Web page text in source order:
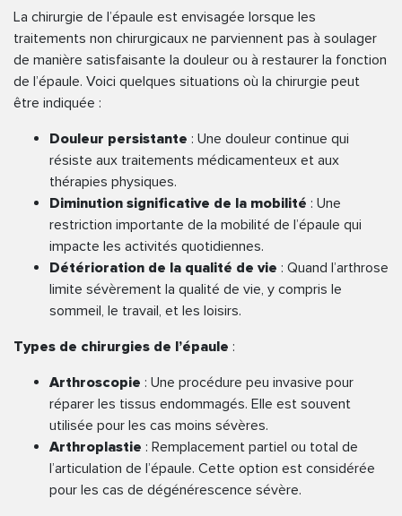
La chirurgie de l’épaule est envisagée lorsque les
traitements non chirurgicaux ne parviennent pas à soulager
de manière satisfaisante la douleur ou à restaurer la fonction
de l’épaule. Voici quelques situations où la chirurgie peut
être indiquée :
Douleur persistante : Une douleur continue qui
résiste aux traitements médicamenteux et aux
thérapies physiques.
Diminution significative de la mobilité : Une
restriction importante de la mobilité de l’épaule qui
impacte les activités quotidiennes.
Détérioration de la qualité de vie : Quand l’arthrose
limite sévèrement la qualité de vie, y compris le
sommeil, le travail, et les loisirs.
Types de chirurgies de l’épaule :
Arthroscopie : Une procédure peu invasive pour
réparer les tissus endommagés. Elle est souvent
utilisée pour les cas moins sévères.
Arthroplastie : Remplacement partiel ou total de
l’articulation de l’épaule. Cette option est considérée
pour les cas de dégénérescence sévère.